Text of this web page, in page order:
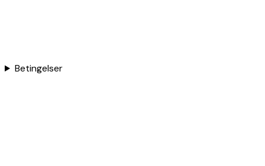
Betingelser